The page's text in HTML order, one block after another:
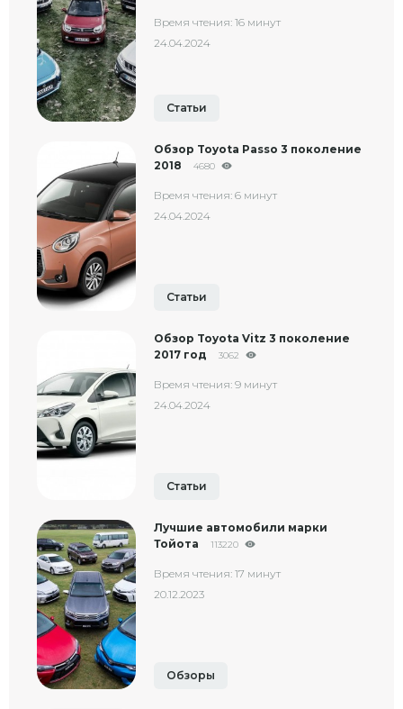
Время чтения: 16 минут
24.04.2024
Статьи
Обзор Toyota Passo 3 поколение
2018
4680
Время чтения: 6 минут
24.04.2024
Статьи
Обзор Toyota Vitz 3 поколение
2017 год
3062
Время чтения: 9 минут
24.04.2024
Статьи
Лучшие автомобили марки
Тойота
113220
Время чтения: 17 минут
20.12.2023
Обзоры